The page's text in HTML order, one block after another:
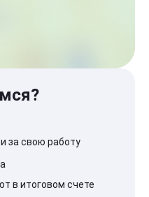
за свою работу
в итоговом счете